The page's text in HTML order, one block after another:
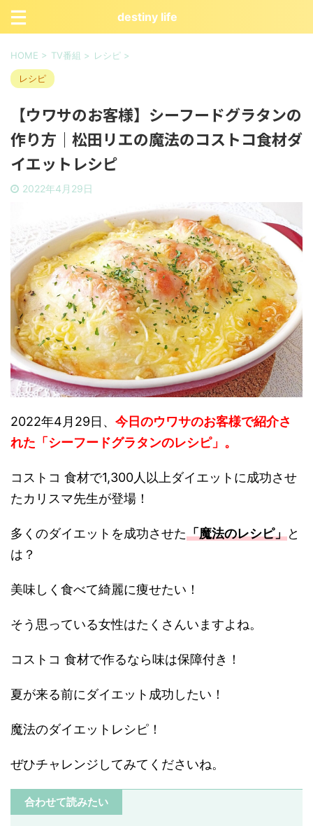
destiny life
HOME > TV番組 > レシピ >
レシピ
【ウワサのお客様】シーフードグラタンの
作り方｜松田リエの魔法のコストコ食材ダ
イエットレシピ
2022年4月29日
2022年4月29日、 今日のウワサのお客様で紹介さ
れた「シーフードグラタンのレシピ」。
コストコ 食材で1,300人以上ダイエットに成功させ
たカリスマ先生が登場！
多くのダイエットを成功させた「魔法のレシピ」と
は？
美味しく食べて綺麗に痩せたい！
そう思っている女性はたくさんいますよね。
コストコ 食材で作るなら味は保障付き！
夏が来る前にダイエット成功したい！
魔法のダイエットレシピ！
ぜひチャレンジしてみてくださいね。
合わせて読みたい